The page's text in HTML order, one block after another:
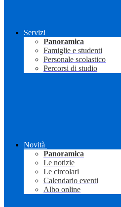
Servizi
Panoramica
Famiglie e studenti
Personale scolastico
Percorsi di studio
Novità
Panoramica
Le notizie
Le circolari
Calendario eventi
Albo online